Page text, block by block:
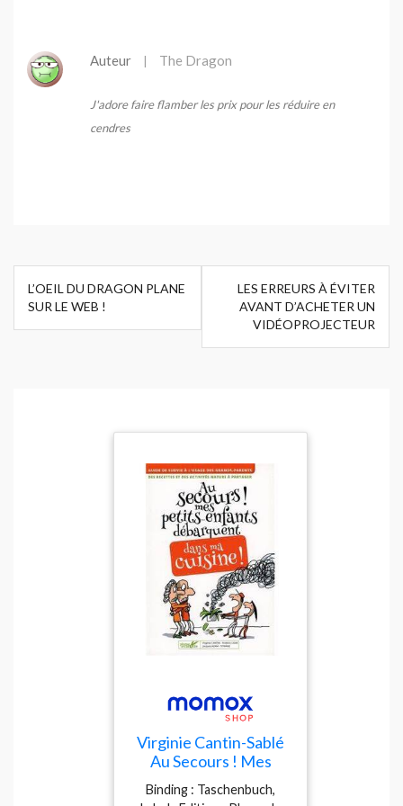
cet article. Poids : 200 g
Dimensions : 17 x 11 x 25
Affenzahn est membre de
Auteur The Dragon
J'adore faire flamber les prix pour les réduire en
cendres
Navigation
de
l’article
L’OEIL DU DRAGON PLANE
SUR LE WEB !
LES ERREURS À ÉVITER
AVANT D’ACHETER UN
VIDÉOPROJECTEUR
Virginie Cantin-Sablé
Au Secours ! Mes
Petits-Enfants
Débarquent Dans Ma
Binding : Taschenbuch,